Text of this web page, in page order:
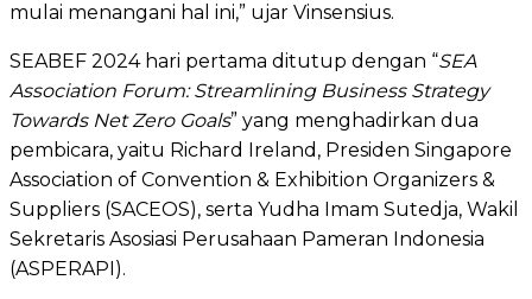
mulai menangani hal ini,” ujar Vinsensius.
SEABEF 2024 hari pertama ditutup dengan “SEA
Association Forum: Streamlining Business Strategy
Towards Net Zero Goals” yang menghadirkan dua
pembicara, yaitu Richard Ireland, Presiden Singapore
Association of Convention & Exhibition Organizers &
Suppliers (SACEOS), serta Yudha Imam Sutedja, Wakil
Sekretaris Asosiasi Perusahaan Pameran Indonesia
(ASPERAPI).